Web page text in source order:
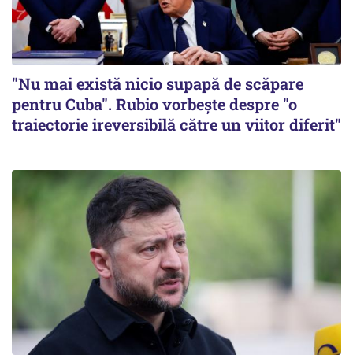
"Nu mai există nicio supapă de scăpare
pentru Cuba". Rubio vorbește despre "o
traiectorie ireversibilă către un viitor diferit"